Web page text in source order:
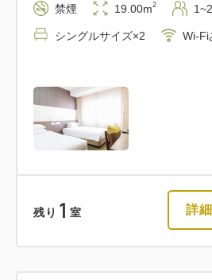
禁煙 19.00m2
シングルサイズ×2 Wi-Fi
残り 1 室 詳細